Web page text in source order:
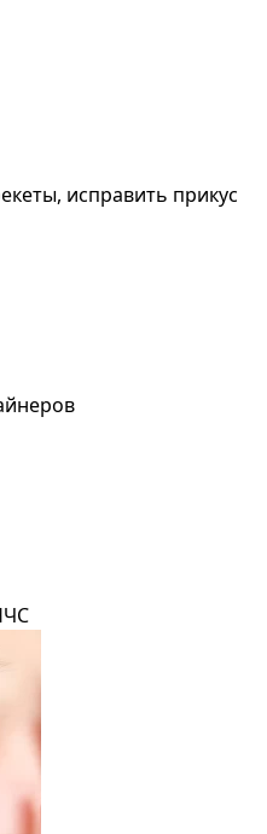
исправить прикус